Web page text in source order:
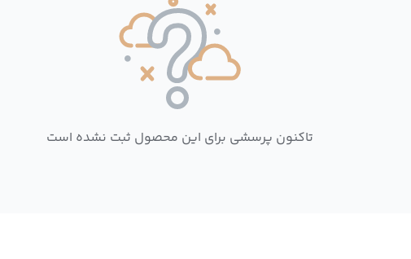
تاکنون پرسشی برای این محصول ثبت نشده است